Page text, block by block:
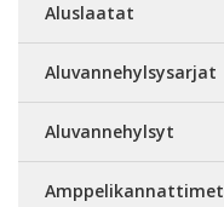
Aluslaatat
Aluvannehylsysarjat
Aluvannehylsyt
Amppelikannattimet